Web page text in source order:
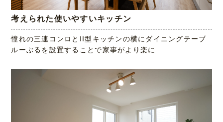
考えられた使いやすいキッチン
憧れの三連コンロとII型キッチンの横にダイニングテーブ
ルーぶるを設置することで家事がより楽に